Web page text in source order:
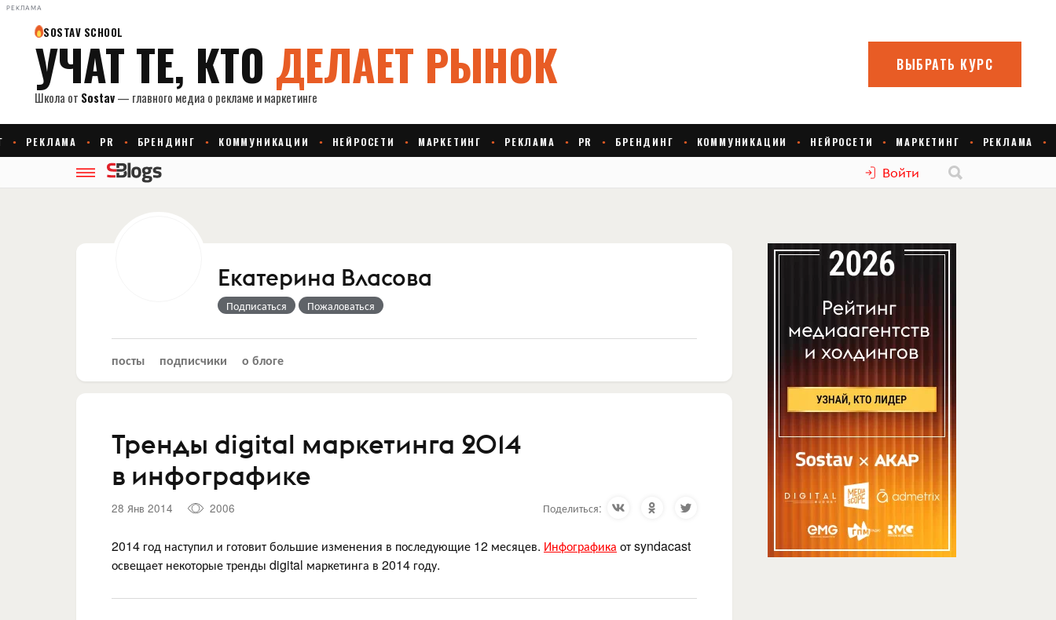
РЕКЛАМА
Войти
Екатерина Власова
Подписаться Пожаловаться
посты подписчики о блоге
Тренды digital маркетинга 2014
в инфографике
28 Янв 2014 2006 Поделиться:
2014 год наступил и готовит большие изменения в последующие 12 месяцев. Инфографика от syndacast
освещает некоторые тренды digital маркетинга в 2014 году.